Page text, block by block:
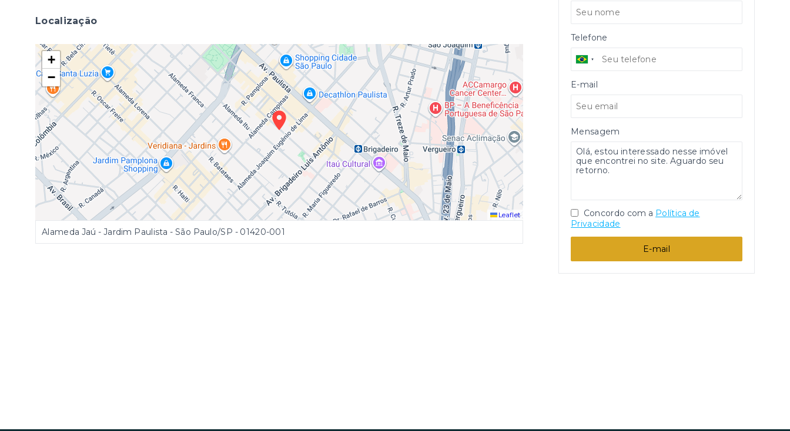
Localização
+
−
Leaflet
Alameda Jaú - Jardim Paulista - São Paulo/SP - 01420-001
Telefone
E-mail
Mensagem
Concordo com a Política de
Privacidade
E-mail